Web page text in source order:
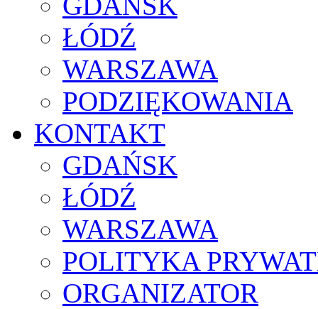
ŁÓDŹ
WARSZAWA
PODZIĘKOWANIA
KONTAKT
GDAŃSK
ŁÓDŹ
WARSZAWA
POLITYKA
ORGANIZATOR